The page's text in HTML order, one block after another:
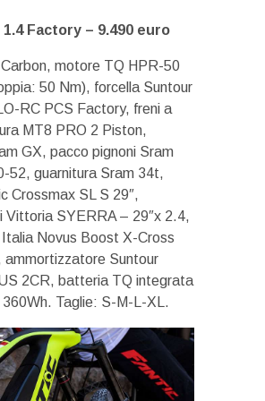
1.4 Factory – 9.490 euro
Carbon, motore TQ HPR-50
50 Nm), forcella Suntour
RC PCS Factory, freni a
MT8 PRO 2 Piston,
GX, pacco pignoni Sram
52, guarnitura Sram 34t,
Crossmax SL S 29″,
Vittoria SYERRA – 29″x 2.4,
Novus Boost X-Cross
ammortizzatore Suntour
2CR, batteria TQ integrata
360Wh. Taglie: S-M-L-XL.